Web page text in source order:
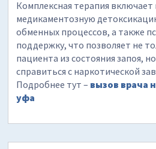
Комплексная терапия включает
медикаментозную
обменных процессов, а также
поддержку, что позволяет не
пациента из состояния запоя,
справиться с наркотической
Подробнее тут – вызов врача
уфа